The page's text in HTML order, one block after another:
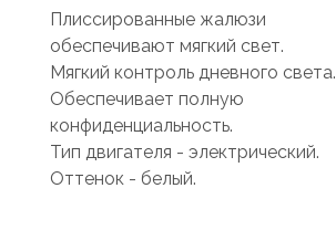
Плиссированные жалюзи
обеспечивают мягкий свет.
Мягкий контроль дневного света.
Обеспечивает полную
конфиденциальность.
Тип двигателя - электрический.
Оттенок - белый.